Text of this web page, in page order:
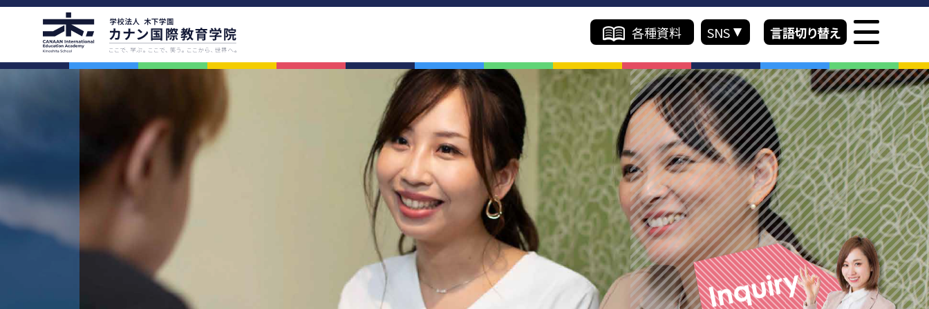
各種資料 SNS 言語切り替え
Japanese
English
学院の教育理念
代表挨拶・学院概要
アクセス 学院の魅力
学院の魅力
イベント年間スケジュール
進学年間スケジュール
学生の声
コース紹介
カリキュラム
コース紹介 留学コース
進学実績
入学案内
入学までの流れ
学費一覧
お支払いについて